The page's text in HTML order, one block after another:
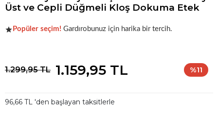
Üst ve Cepli Düğmeli Kloş Dokuma Etek
Şu andaçok talep görüyor!
Popüler seçim! Gardırobunuz için harika bir tercih.
1.299,95 TL 1.159,95 TL %11
96,66 TL 'den başlayan taksitlerle